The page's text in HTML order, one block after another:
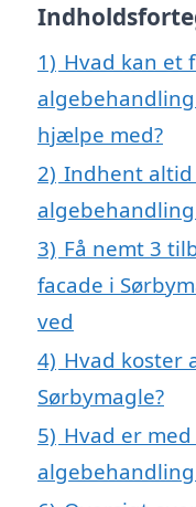
1) Hvad kan et
hjælpe med?
2) Indhent
3) Få nemt 3
facade i
ved
4) Hvad koster
Sørbymagle?
5) Hvad er